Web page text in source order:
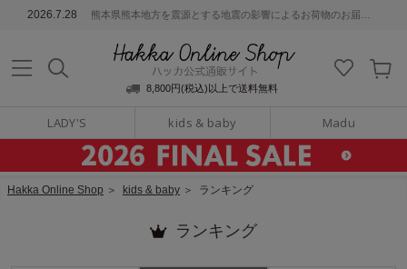
2026.7.28 熊本県熊本地方を震源とする地震の影響によるお荷物のお届けについて
8,800円(税込)以上で送料無料
LADY'S kids & baby Madu
通販サイト
Hakka Online Shop ＞ kids & baby ＞ ランキング
ランキング